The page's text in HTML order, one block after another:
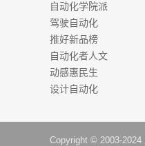
自动化学院派
驾驶自动化
推好新品榜
自动化者人文
动感惠民生
设计自动化
Copyright © 2003-2024